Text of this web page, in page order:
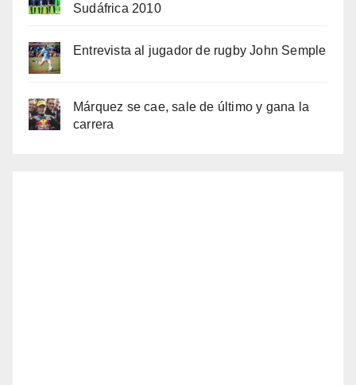
Sudáfrica 2010
Entrevista al jugador de rugby John Semple
Márquez se cae, sale de último y gana la
carrera